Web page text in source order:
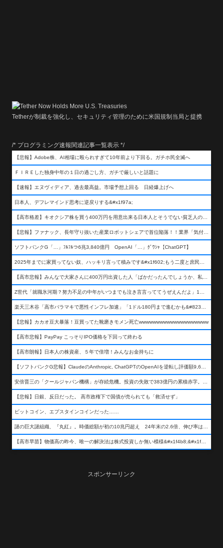
Tetherが制裁を強化し、セキュリティ管理のために米国規制当局と提携
/* プログラミング速報関連記事一覧表示 */
【悲報】Adobe株、AI相場に殴られすぎて10年前より下回る。ガチホ民全滅へ
ＦＩＲＥした独身中年の１日の過ごし方、ガチで厳しいと話題に
【速報】エヌヴィディア、過去最高益。市場予想上回る 日経爆上げへ
日本人、デフレマインド思考に逆戻りする&#x1f97a;
ソフトバンクG「…」ﾌﾙﾌﾙつ6兆3,840億円 OpenAI「…」ｸﾞﾜｼｬ【ChatGPT】
【悲報】カカオ豆大暴落！豆買ってた靴磨きモメン死亡wwwwwwwwwwwwwwwwwwww
【高市悲報】PayPay こっそりIPO価格を下回って終わる
【高市朗報】日本人の株資産、５年で倍増！みんなお金持ちに
【悲報】日銀、反日だった。 高市政権下で国債が売られても「救済せず」
ビットコイン、エプスタインコインだった……
スポンサーリンク